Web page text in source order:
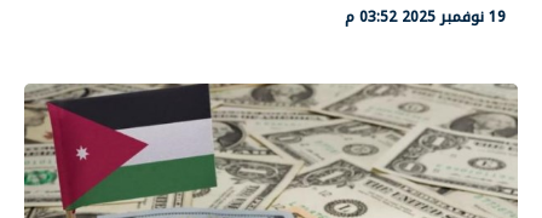
19 نوفمبر 2025 03:52 م